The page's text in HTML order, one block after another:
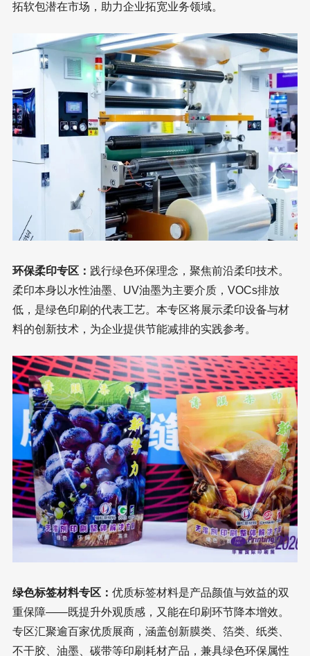
拓软包潜在市场，助力企业拓宽业务领域。
环保柔印专区： 践行绿色环保理念，聚焦前沿柔印技术。
柔印本身以水性油墨、UV油墨为主要介质，VOCs排放
低，是绿色印刷的代表工艺。本专区将展示柔印设备与材
料的创新技术，为企业提供节能减排的实践参考。
绿色标签材料专区： 优质标签材料是产品颜值与效益的双
重保障——既提升外观质感，又能在印刷环节降本增效。
专区汇聚逾百家优质展商，涵盖创新膜类、箔类、纸类、
不干胶、油墨、碳带等印刷耗材产品，兼具绿色环保属性